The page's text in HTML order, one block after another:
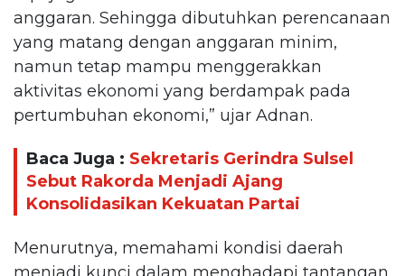
anggaran. Sehingga dibutuhkan perencanaan
yang matang dengan anggaran minim,
namun tetap mampu menggerakkan
aktivitas ekonomi yang berdampak pada
pertumbuhan ekonomi,” ujar Adnan.
Baca Juga : Sekretaris Gerindra Sulsel
Sebut Rakorda Menjadi Ajang
Konsolidasikan Kekuatan Partai
Menurutnya, memahami kondisi daerah